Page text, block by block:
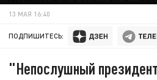
13 МАЯ 16:40
ПОДПИШИТЕСЬ:
"Непослушный